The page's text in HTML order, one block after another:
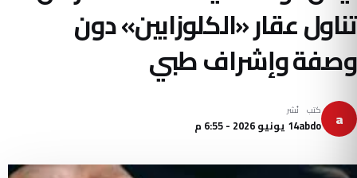
تناول عقار «الكلوزابين» دون
وصفة وإشراف طبي
a كتب
abdo
نُشر
14 يونيو 2026 - 6:55 م